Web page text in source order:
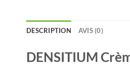
DESCRIPTION AVIS (0)
DENSITIUM